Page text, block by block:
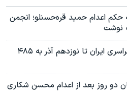
حکم اعدام حمید قره‌حسنلو؛ انجمن
نوشت
آمار جان‌باختگان اعتراضات سراسری ایران تا نوزدهم آذر به ۴۸۵
دو روز بعد از اعدام محسن شکاری